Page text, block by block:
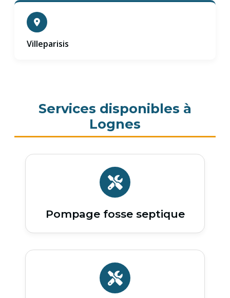
Villeparisis
Services disponibles à
Lognes
Pompage fosse septique